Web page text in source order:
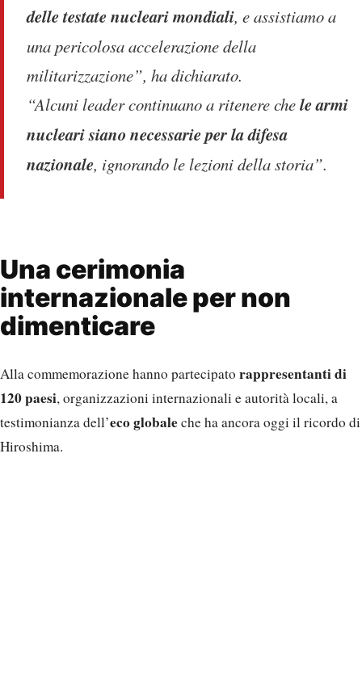
delle testate nucleari mondiali, e assistiamo a
una pericolosa accelerazione della
militarizzazione”, ha dichiarato.
“Alcuni leader continuano a ritenere chele armi
nucleari siano necessarie per la difesa
nazionale, ignorando le lezioni della storia”.
Una cerimonia
internazionale per non
dimenticare
Alla commemorazione hanno partecipato rappresentanti di
120 paesi, organizzazioni internazionali e autorità locali, a
testimonianza dell’eco globaleche ha ancora oggi il ricordo di
Hiroshima.